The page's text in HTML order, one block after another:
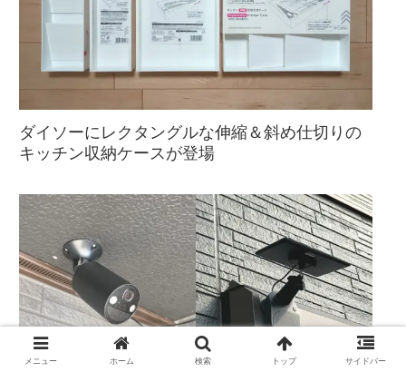
ダイソーにレクタングルな伸縮＆斜め仕切りの
キッチン収納ケースが登場
メニュー ホーム 検索 トップ サイドバー